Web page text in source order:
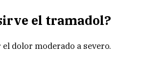
el tramadol?
dolor moderado a severo.